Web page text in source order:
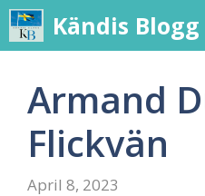
Skip
to
content
Kändis Blogg
Armand
Flickvän
April 8, 2023